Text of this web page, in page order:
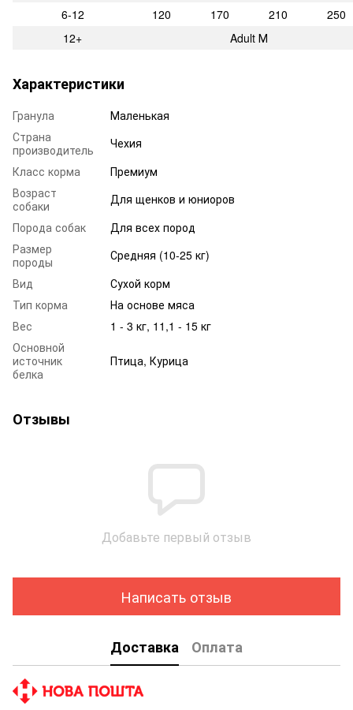
6-12
120 170 210
250
12+
Adult М
Характеристики
Гранула
Маленькая
Страна
производитель
Чехия
Класс корма
Премиум
Возраст
собаки
Для щенков и юниоров
Порода собак
Для всех пород
Размер
породы
Средняя (10-25 кг)
Вид
Сухой корм
Тип корма
На основе мяса
Вес
1 - 3 кг, 11,1 - 15 кг
Основной
источник
белка
Птица, Курица
Отзывы
Добавьте первый отзыв
Написать отзыв
Доставка Оплата